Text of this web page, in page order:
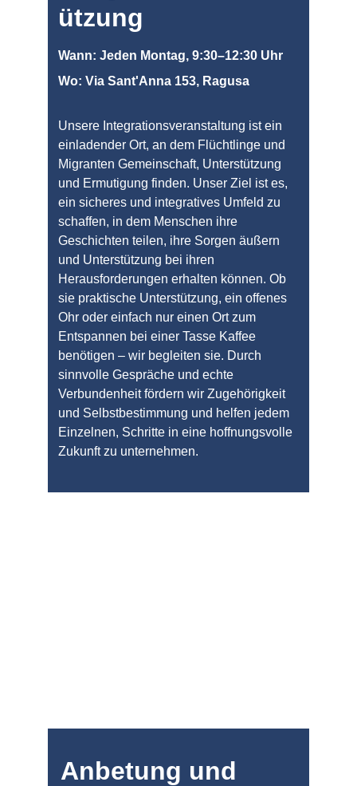
ützung
Wann: Jeden Montag, 9:30–12:30 Uhr
Wo: Via Sant'Anna 153, Ragusa
Unsere Integrationsveranstaltung ist ein
einladender Ort, an dem Flüchtlinge und
Migranten Gemeinschaft, Unterstützung
und Ermutigung finden. Unser Ziel ist es,
ein sicheres und integratives Umfeld zu
schaffen, in dem Menschen ihre
Geschichten teilen, ihre Sorgen äußern
und Unterstützung bei ihren
Herausforderungen erhalten können. Ob
sie praktische Unterstützung, ein offenes
Ohr oder einfach nur einen Ort zum
Entspannen bei einer Tasse Kaffee
benötigen – wir begleiten sie. Durch
sinnvolle Gespräche und echte
Verbundenheit fördern wir Zugehörigkeit
und Selbstbestimmung und helfen jedem
Einzelnen, Schritte in eine hoffnungsvolle
Zukunft zu unternehmen.
Anbetung und